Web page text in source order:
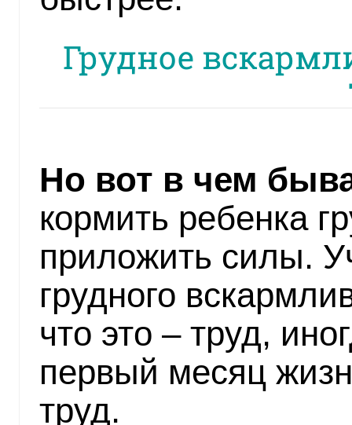
Грудное
Но вот в чем
кормить ребенка
приложить силы.
грудного
что это – труд,
первый месяц
труд.